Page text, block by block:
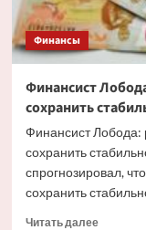
Финансы
Финансист
сохранить
Финансист Лобода:
сохранить
спрогнозировал,
сохранить
Читать далее